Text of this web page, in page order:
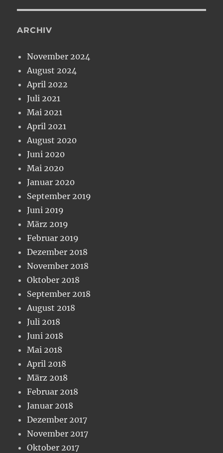
ARCHIV
November 2024
August 2024
April 2022
Juli 2021
Mai 2021
April 2021
August 2020
Juni 2020
Mai 2020
Januar 2020
September 2019
Juni 2019
März 2019
Februar 2019
Dezember 2018
November 2018
Oktober 2018
September 2018
August 2018
Juli 2018
Juni 2018
Mai 2018
April 2018
März 2018
Februar 2018
Januar 2018
Dezember 2017
November 2017
Oktober 2017